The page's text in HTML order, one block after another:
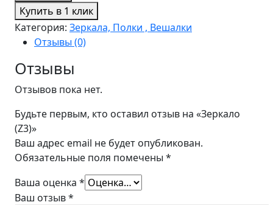
Купить в 1 клик
Категория: Зеркала, Полки , Вешалки
Отзывы (0)
Отзывы
Отзывов пока нет.
Будьте первым, кто оставил отзыв на «Зеркало
(Z3)»
Ваш адрес email не будет опубликован.
Обязательные поля помечены *
Ваша оценка *
Ваш отзыв*